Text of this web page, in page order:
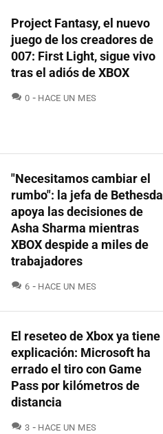
Project Fantasy, el nuevo
juego de los creadores de
007: First Light, sigue vivo
tras el adiós de XBOX
0 COMENTARIOS
HACE UN MES
"Necesitamos cambiar el
rumbo": la jefa de Bethesda
apoya las decisiones de
Asha Sharma mientras
XBOX despide a miles de
trabajadores
6 COMENTARIOS
HACE UN MES
El reseteo de Xbox ya tiene
explicación: Microsoft ha
errado el tiro con Game
Pass por kilómetros de
distancia
3 COMENTARIOS
HACE UN MES